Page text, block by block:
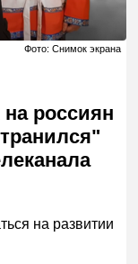
Фото: Снимок экрана
россиян
на развитии